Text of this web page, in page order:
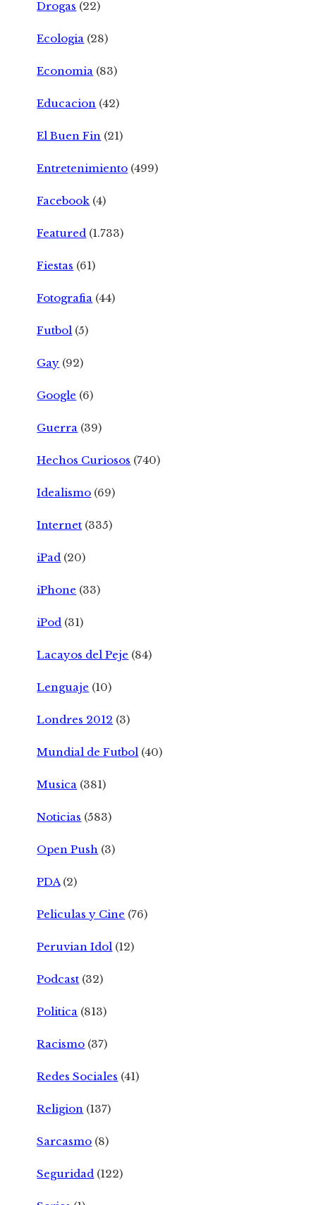
Drogas (22)
Ecologia (28)
Economia (83)
Educacion (42)
El Buen Fin (21)
Entretenimiento (499)
Facebook (4)
Featured (1.733)
Fiestas (61)
Fotografia (44)
Futbol (5)
Gay (92)
Google (6)
Guerra (39)
Hechos Curiosos (740)
Idealismo (69)
Internet (335)
iPad (20)
iPhone (33)
iPod (31)
Lacayos del Peje (84)
Lenguaje (10)
Londres 2012 (3)
Mundial de Futbol (40)
Musica (381)
Noticias (583)
Open Push (3)
PDA(2)
Peliculas y Cine (76)
Peruvian Idol (12)
Podcast (32)
Politica (813)
Racismo (37)
Redes Sociales (41)
Religion (137)
Sarcasmo (8)
Seguridad (122)